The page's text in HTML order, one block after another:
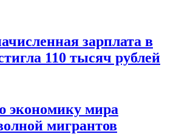
зарплата в
110 тысяч рублей
экономику мира
мигрантов